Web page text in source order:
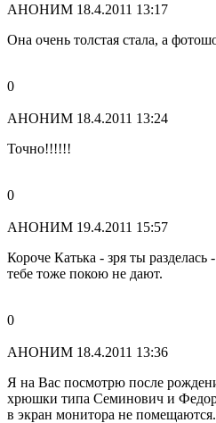
АНОНИМ 18.4.2011 13:17
Она очень толстая стала, а
0
АНОНИМ 18.4.2011 13:24
Точно!!!!!!
0
АНОНИМ 19.4.2011 15:57
Короче Катька - зря ты
тебе тоже покою не дают.
0
АНОНИМ 18.4.2011 13:36
Я на Вас посмотрю после
хрюшки типа Семинович и
в экран монитора не помещаются.